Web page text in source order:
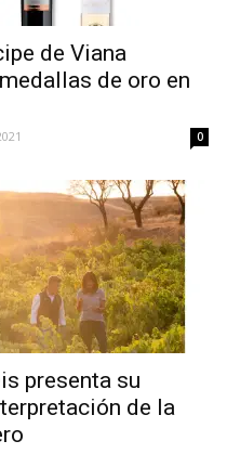
de Viana
de oro en
0
presenta su
de la